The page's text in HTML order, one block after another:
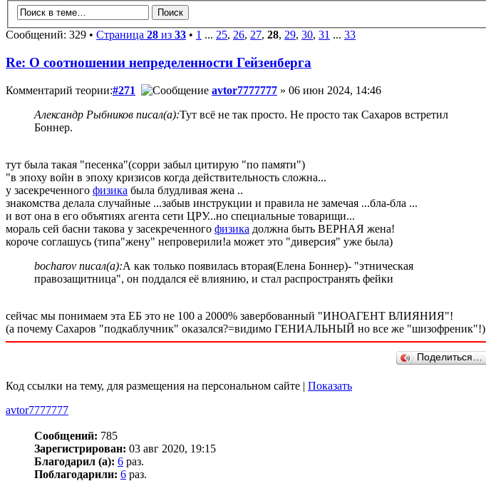
Сообщений: 329 • Страница 28 из 33 • 1 ... 25, 26, 27, 28, 29, 30, 31 ... 33
Re: О соотношении непределенности Гейзенберга
Комментарий теории:#271 avtor7777777 » 06 июн 2024, 14:46
Александр Рыбников писал(а):Тут всё не так просто. Не просто так Сахаров встретил
Боннер.
тут была такая "песенка"(сорри забыл цитирую "по памяти")
"в эпоху войн в эпоху кризисов когда действительность сложна...
у засекреченного физика была блудливая жена ..
знакомства делала случайные ...забыв инструкции и правила не замечая ...бла-бла ...
и вот она в его объятиях агента сети ЦРУ...но специальные товарищи...
мораль сей басни такова у засекреченного физика должна быть ВЕРНАЯ жена!
короче соглашусь (типа"жену" непроверили!а может это "диверсия" уже была)
bocharov писал(а):А как только появилась вторая(Елена Боннер)- "этническая
правозащитница", он поддался её влиянию, и стал распространять фейки
сейчас мы понимаем эта ЕБ это не 100 а 2000% завербованный "ИНОАГЕНТ ВЛИЯНИЯ"!
(а почему Сахаров "подкаблучник" оказался?=видимо ГЕНИАЛЬНЫЙ но все же "шизофреник"!)
Поделиться…
Код ссылки на тему, для размещения на персональном сайте | Показать
avtor7777777
Сообщений: 785
Зарегистрирован: 03 авг 2020, 19:15
Благодарил (а): 6 раз.
Поблагодарили: 6 раз.